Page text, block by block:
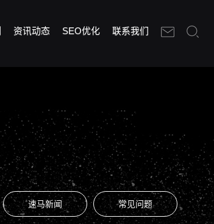
资讯动态 SEO优化 联系我们
速马新闻 常见问题